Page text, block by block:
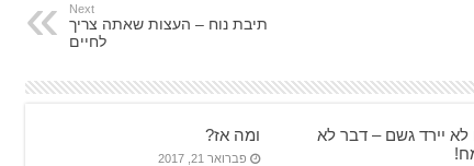
Next
תיבת נוח – העצות שאתה צריך
לחיים
יירד גשם – דבר לא
ומה אז?
פברואר 21, 2017